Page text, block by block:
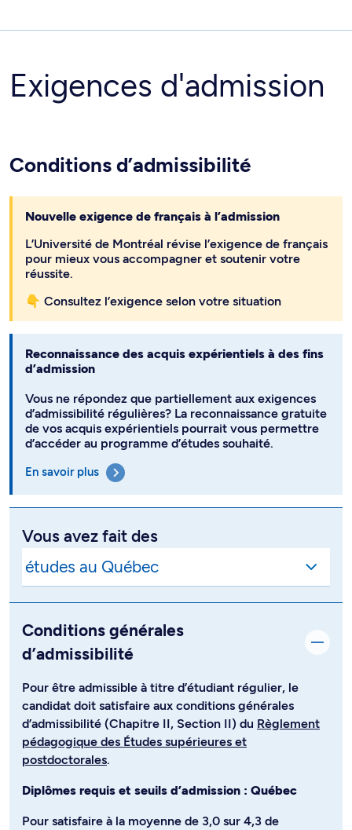
Exigences d'admission
Conditions d’admissibilité
Nouvelle exigence de français à l’admission
L’Université de Montréal révise l’exigence de français
pour mieux vous accompagner et soutenir votre
réussite.
👇 Consultez l’exigence selon votre situation
Reconnaissance des acquis expérientiels à des fins
d’admission
Vous ne répondez que partiellement aux exigences
d’admissibilité régulières? La reconnaissance gratuite
de vos acquis expérientiels pourrait vous permettre
d’accéder au programme d’études souhaité.
En savoir plus
Vous avez fait des
Conditions générales
d’admissibilité
Pour être admissible à titre d’étudiant régulier, le
candidat doit satisfaire aux conditions générales
d’admissibilité (Chapitre II, Section II) du Règlement
pédagogique des Études supérieures et
postdoctorales.
Diplômes requis et seuils d’admission : Québec
Pour satisfaire à la moyenne de 3,0 sur 4,3 de